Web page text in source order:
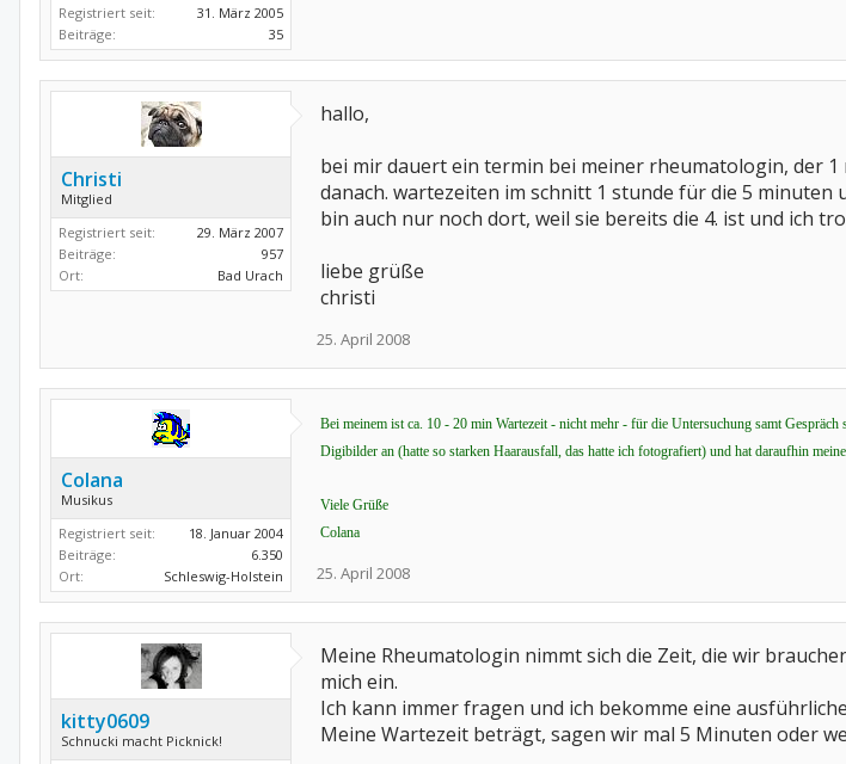
Registriert seit:
31. März 2005
Beiträge:
35
Christi
Mitglied
Registriert seit:
29. März 2007
Beiträge:
957
Ort:
Bad Urach
hallo,
bei mir dauert ein termin bei meiner rheumatologin, der
danach. wartezeiten im schnitt 1 stunde für die 5
bin auch nur noch dort, weil sie bereits die 4. ist und ich
liebe grüße
christi
25. April 2008
Colana
Musikus
Registriert seit:
18. Januar 2004
Beiträge:
6.350
Ort:
Schleswig-Holstein
Bei meinem ist ca. 10 - 20 min Wartezeit - nicht mehr - für die Untersuchung samt
Digibilder an (hatte so starken Haarausfall, das hatte ich fotografiert) und hat daraufhin
Viele Grüße
Colana
25. April 2008
kitty0609
Schnucki macht Picknick!
Meine Rheumatologin nimmt sich die Zeit, die wir
mich ein.
Ich kann immer fragen und ich bekomme eine
Meine Wartezeit beträgt, sagen wir mal 5 Minuten oder